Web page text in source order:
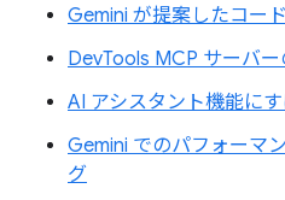
Gemini が提案したコード
DevTools MCP サーバ
AI アシスタント機能に
Gemini でのパフォーマ
グ